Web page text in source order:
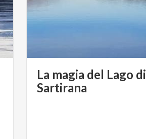
La magia del Lago di
Sartirana